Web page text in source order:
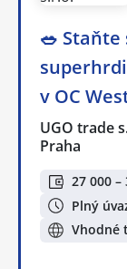
🥗
v OC
UGO trade
Praha
27 000 –
Plný
Vhodné